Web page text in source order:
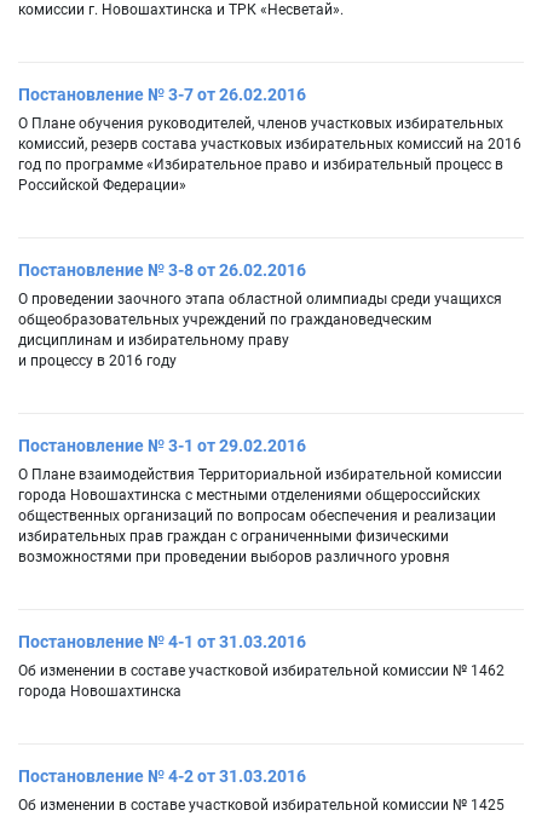
комиссии г. Новошахтинска и ТРК «Несветай».
Постановление № 3-7 от 26.02.2016
О Плане обучения руководителей, членов участковых избирательных
комиссий, резерв состава участковых избирательных комиссий на 2016
год по программе «Избирательное право и избирательный процесс в
Российской Федерации»
Постановление № 3-8 от 26.02.2016
О проведении заочного этапа областной олимпиады среди учащихся
общеобразовательных учреждений по граждановедческим
дисциплинам и избирательному праву
и процессу в 2016 году
Постановление № 3-1 от 29.02.2016
О Плане взаимодействия Территориальной избирательной комиссии
города Новошахтинска с местными отделениями общероссийских
общественных организаций по вопросам обеспечения и реализации
избирательных прав граждан с ограниченными физическими
возможностями при проведении выборов различного уровня
Постановление № 4-1 от 31.03.2016
Об изменении в составе участковой избирательной комиссии № 1462
города Новошахтинска
Постановление № 4-2 от 31.03.2016
Об изменении в составе участковой избирательной комиссии № 1425